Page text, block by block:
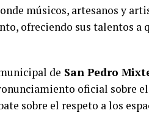
músicos, artesanos y
ofreciendo sus talentos a
de San Pedro
oficial sobre
sobre el respeto a los